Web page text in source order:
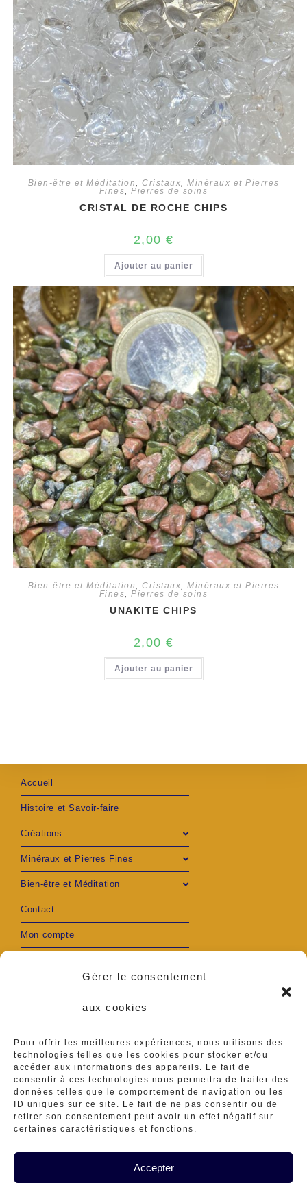
Gérer le consentement
aux cookies
Pour offrir les meilleures expériences, nous utilisons des
technologies telles que les cookies pour stocker et/ou
accéder aux informations des appareils. Le fait de
consentir à ces technologies nous permettra de traiter des
données telles que le comportement de navigation ou les
ID uniques sur ce site. Le fait de ne pas consentir ou de
retirer son consentement peut avoir un effet négatif sur
certaines caractéristiques et fonctions.
Accepter
Bien-être et Méditation, Cristaux, Minéraux et Pierres
Fines,Pierres de soins
CRISTAL DE ROCHE CHIPS
2,00 €
Ajouter au panier
Bien-être et Méditation Cristaux
Minéraux et Pierres
Fines ,Pierres de soins
UNAKITE CHIPS
2,00 €
Ajouter au panier
Accueil
Histoire et Savoir-faire
Créations
Minéraux et Pierres Fines
Bien-être et Méditation
Contact
Mon compte
dans
un
nouvel
dans
un
nouvel
Adresse :
Ambares et Lagrave
Téléphone :
0629416839
E-mail :
ateliermineraux@gmail.